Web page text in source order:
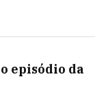
episódio da